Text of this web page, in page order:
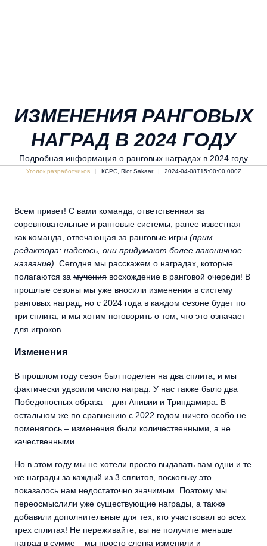
ИЗМЕНЕНИЯ РАНГОВЫХ
НАГРАД В 2024 ГОДУ
Подробная информация о ранговых наградах в 2024 году
Уголок разработчиков КСРС, Riot Sakaar 2024-04-08T15:00:00.000Z
Всем привет! С вами команда, ответственная за
соревновательные и ранговые системы, ранее известная
как команда, отвечающая за ранговые игры (прим.
редактора: надеюсь, они придумают более лаконичное
название). Сегодня мы расскажем о наградах, которые
полагаются за мучения восхождение в ранговой очереди! В
прошлые сезоны мы уже вносили изменения в систему
ранговых наград, но с 2024 года в каждом сезоне будет по
три сплита, и мы хотим поговорить о том, что это означает
для игроков.
Изменения
В прошлом году сезон был поделен на два сплита, и мы
фактически удвоили число наград. У нас также было два
Победоносных образа – для Анивии и Триндамира. В
остальном же по сравнению с 2022 годом ничего особо не
поменялось – изменения были количественными, а не
качественными.
Но в этом году мы не хотели просто выдавать вам одни и те
же награды за каждый из 3 сплитов, поскольку это
показалось нам недостаточно значимым. Поэтому мы
переосмыслили уже существующие награды, а также
добавили дополнительные для тех, кто участвовал во всех
трех сплитах! Не переживайте, вы не получите меньше
наград в сумме – мы просто слегка изменили и